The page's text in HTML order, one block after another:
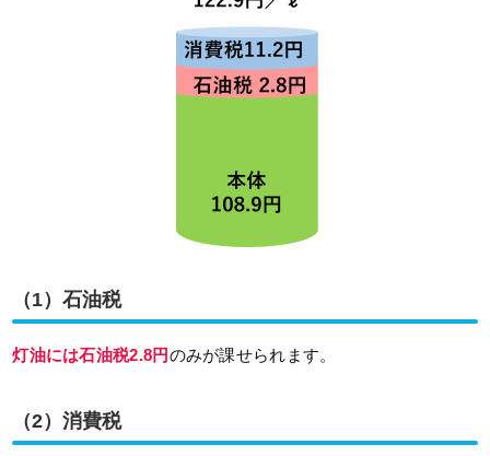
（1）石油税
灯油には石油税2.8円のみが課せられます。
（2）消費税